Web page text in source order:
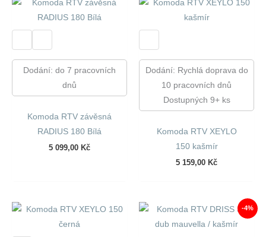
Dodání: do 7 pracovních
dnů
Komoda RTV závěsná
RADIUS 180 Bílá
5 099,00 Kč
Dodání: Rychlá doprava do
10 pracovních dnů
Dostupných 9+ ks
Komoda RTV XEYLO
150 kašmír
5 159,00 Kč
-4%